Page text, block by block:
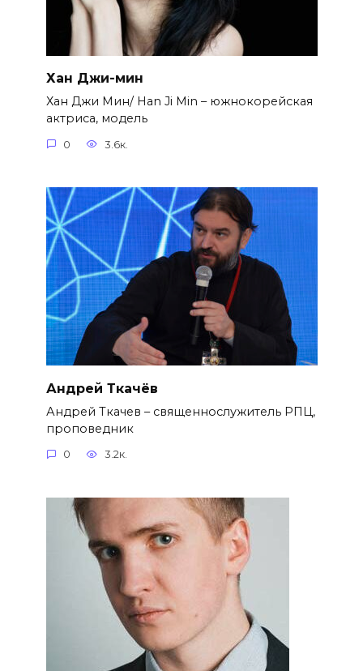
Хан Джи-мин
Хан Джи Мин/ Han Ji Min – южнокорейская
актриса, модель
0 3.6к.
Андрей Ткачёв
Андрей Ткачев – священнослужитель РПЦ,
проповедник
0 3.2к.